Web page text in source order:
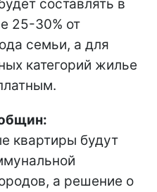
составлять в
25-30% от
семьи, а для
категорий жилье
квартиры будут
а решение о